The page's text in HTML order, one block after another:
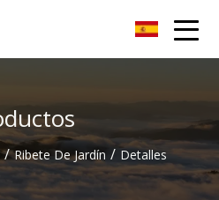
/ Ribete De Jardín / Detalles